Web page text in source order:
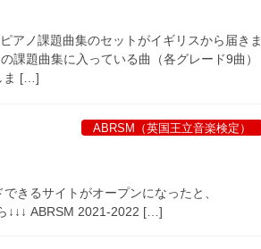
アノ課題曲集のセットがイギリスから届きま
課題曲集に入っている曲（各グレード9曲）
ま […]
ABRSM（英国王立音楽検定）
きるサイトがオープンになったと、
↓↓↓ ABRSM 2021-2022 […]